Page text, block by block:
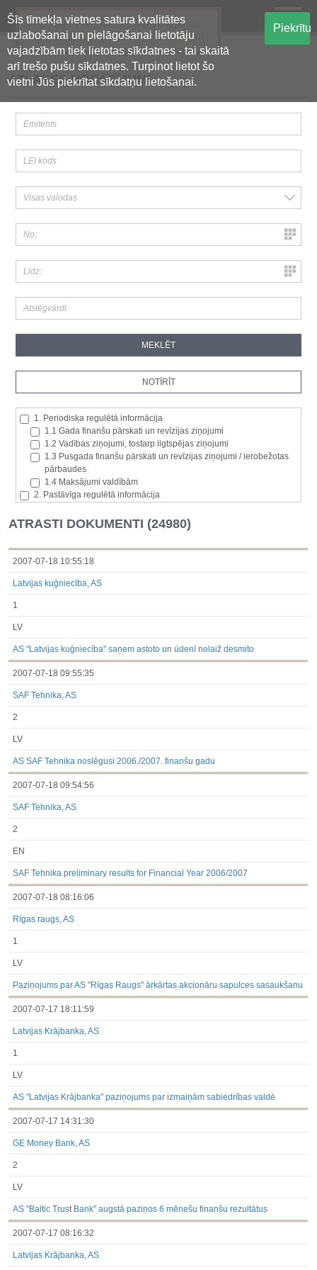
Šīs tīmekļa vietnes satura kvalitātes
uzlabošanai un pielāgošanai lietotāju
vajadzībām tiek lietotas sīkdatnes - tai skaitā
arī trešo pušu sīkdatnes. Turpinot lietot šo
vietni Jūs piekrītat sīkdatņu lietošanai.
Piekrītu
Oficiālā regulētās informācijas
centralizētā glabāšanas sistēma
ATLASES NOSACĪJUMI
1. Periodiska regulētā informācija
1.1 Gada finanšu pārskati un revīzijas ziņojumi
1.2 Vadības ziņojumi, tostarp ilgtspējas ziņojumi
1.3 Pusgada finanšu pārskati un revīzijas ziņojumi / ierobežotas
pārbaudes
1.4 Maksājumi valdībām
2. Pastāvīga regulētā informācija
2.2. Iekšējā informācija
2.3. Paziņojumi par būtisku akciju paketi
2.4. Emitenta paša akciju iegāde vai atsavināšana
2.5. Balsstiesību kopējais skaits un kapitāls
kategorijām
dalībvalsts tiesību aktiem
Līdz 2017.03.01
Finanšu pārskati
Informācija par akcionāru sapulcēm
ATRASTI DOKUMENTI (24980)
2007-07-18 10:55:18
Latvijas kuģniecība, AS
1
LV
AS "Latvijas kuģniecība" saņem astoto un ūdenī nolaiž desmito
2007-07-18 09:55:35
SAF Tehnika, AS
2
LV
AS SAF Tehnika noslēgusi 2006./2007. finanšu gadu
2007-07-18 09:54:56
SAF Tehnika, AS
2
EN
SAF Tehnika preliminary results for Financial Year 2006/2007
2007-07-18 08:16:06
Rīgas raugs, AS
1
LV
Paziņojums par AS "Rīgas Raugs" ārkārtas akcionāru sapulces sasaukšanu
2007-07-17 18:11:59
Latvijas Krājbanka, AS
1
LV
AS "Latvijas Krājbanka" paziņojums par izmaiņām sabiedrības valdē
2007-07-17 14:31:30
GE Money Bank, AS
2
LV
AS "Baltic Trust Bank" augstā paziņos 6 mēnešu finanšu rezultātus
2007-07-17 08:16:32
Latvijas Krājbanka, AS